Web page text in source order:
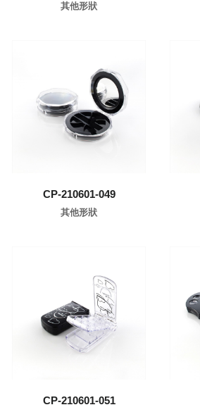
其他形狀
了解更多
CP-210601-049
其他形狀
了解更多
CP-210601-051